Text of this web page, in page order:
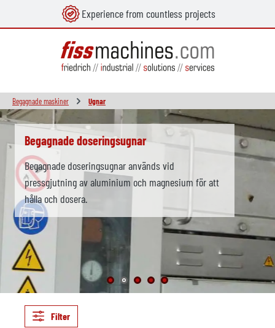
Experience from countless projects
Begagnade maskiner Ugnar
Skip slider
Begagnade doseringsugnar
Begagnade doseringsugnar används vid
pressgjutning av aluminium och magnesium för att
hålla och dosera.
Filter